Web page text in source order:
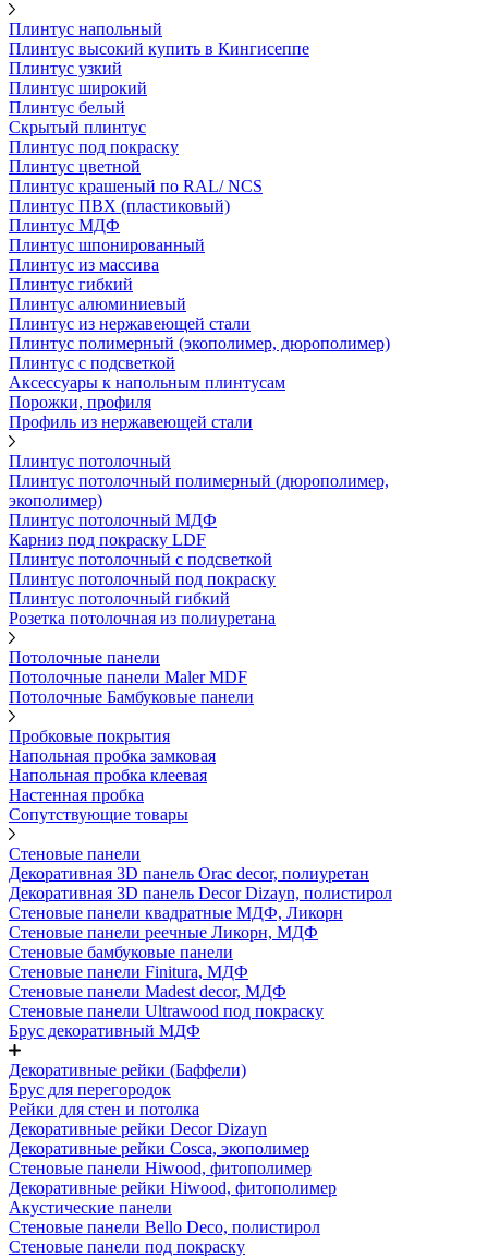
Плинтус напольный
Плинтус высокий купить в Кингисеппе
Плинтус узкий
Плинтус широкий
Плинтус белый
Скрытый плинтус
Плинтус под покраску
Плинтус цветной
Плинтус крашеный по RAL/ NCS
Плинтус ПВХ (пластиковый)
Плинтус МДФ
Плинтус шпонированный
Плинтус из массива
Плинтус гибкий
Плинтус алюминиевый
Плинтус из нержавеющей стали
Плинтус полимерный (экополимер, дюрополимер)
Плинтус с подсветкой
Аксессуары к напольным плинтусам
Порожки, профиля
Профиль из нержавеющей стали
Плинтус потолочный
Плинтус потолочный полимерный (дюрополимер,
экополимер)
Плинтус потолочный МДФ
Карниз под покраску LDF
Плинтус потолочный с подсветкой
Плинтус потолочный под покраску
Плинтус потолочный гибкий
Розетка потолочная из полиуретана
Потолочные панели
Потолочные панели Maler MDF
Потолочные Бамбуковые панели
Пробковые покрытия
Напольная пробка замковая
Напольная пробка клеевая
Настенная пробка
Сопутствующие товары
Стеновые панели
Декоративная 3D панель Orac decor, полиуретан
Декоративная 3D панель Decor Dizayn, полистирол
Стеновые панели квадратные МДФ, Ликорн
Стеновые панели реечные Ликорн, МДФ
Стеновые бамбуковые панели
Стеновые панели Finitura, МДФ
Стеновые панели Madest decor, МДФ
Стеновые панели Ultrawood под покраску
Брус декоративный МДФ
Декоративные рейки (Баффели)
Брус для перегородок
Рейки для стен и потолка
Декоративные рейки Decor Dizayn
Декоративные рейки Cosca, экополимер
Стеновые панели Hiwood, фитополимер
Декоративные рейки Hiwood, фитополимер
Акустические панели
Стеновые панели Bello Deco, полистирол
Стеновые панели под покраску